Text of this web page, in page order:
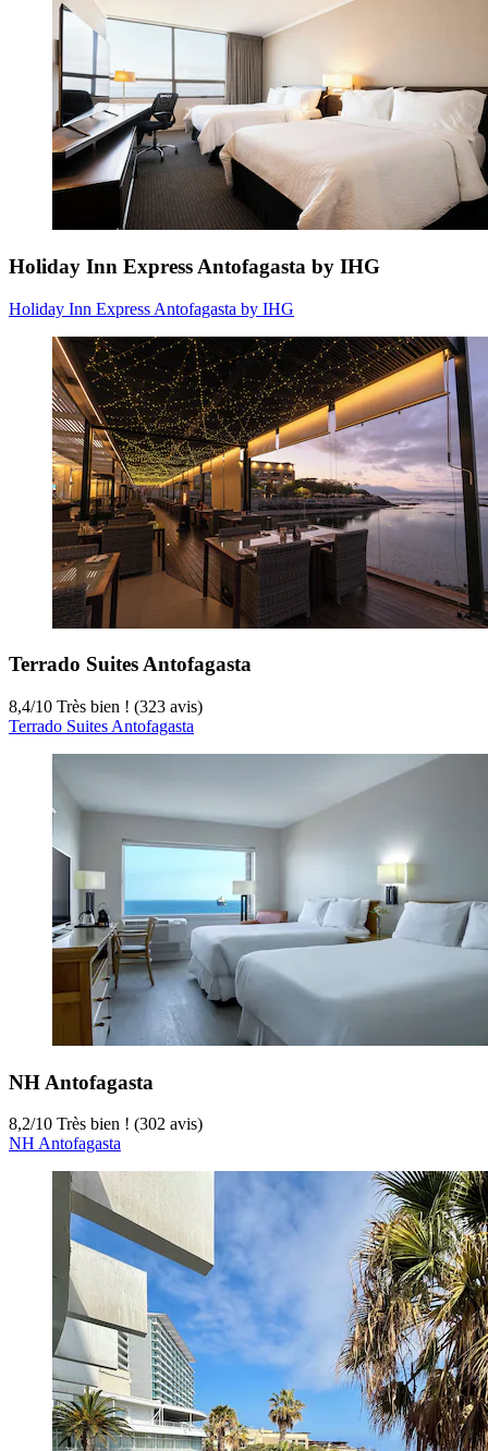
Holiday Inn Express Antofagasta by IHG
Holiday Inn Express Antofagasta by IHG
Terrado Suites Antofagasta
8,4/10 Très bien ! (323 avis)
Terrado Suites Antofagasta
NH Antofagasta
8,2/10 Très bien ! (302 avis)
NH Antofagasta